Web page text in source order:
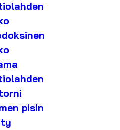
pisin